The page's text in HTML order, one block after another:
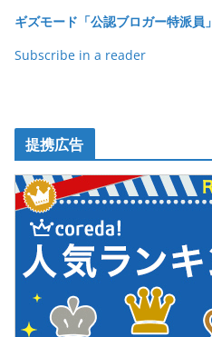
ギズモード「公認ブロガー特派員」
Subscribe in a reader
提携広告